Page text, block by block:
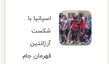
اسپانیا با
شکست
آرژانتین
قهرمان جام